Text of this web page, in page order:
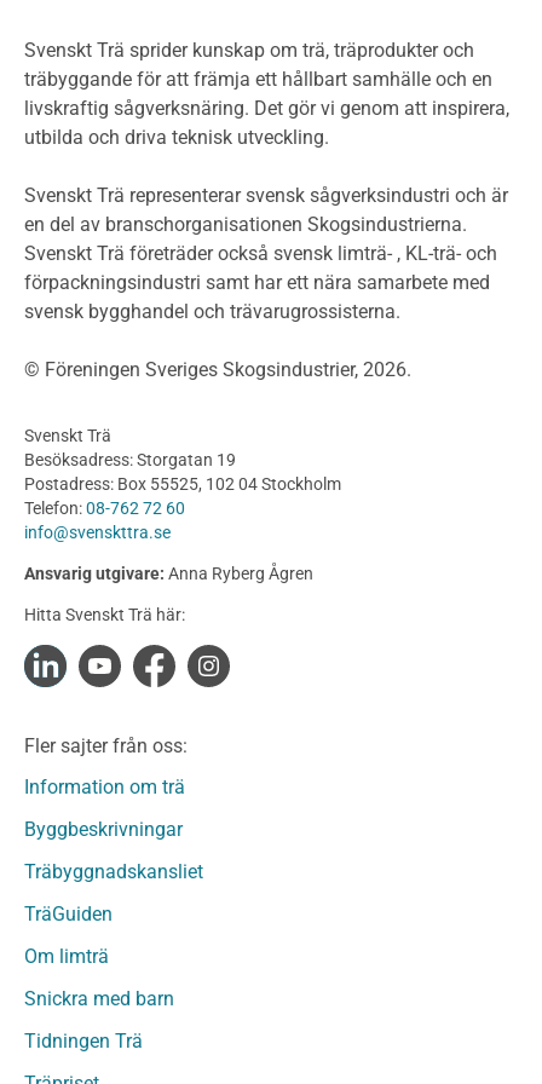
Miljödeklarationer och märkning
Termer och förkortningar
Planering
Klimatkalkylator hallar
Projektering av trähus - generellt
Byggsystem
Fasadsystem i skivmaterial
Bullerskärmar och andra utomhuskonstruktioner
Byggnation och utförande
Utförande
Produkter
Konstruktionsvirke
Konstruktionsvirke Behandlat
Konstruktionsvirke Fingerskarvat
Konstruktionsvirke Fingerskarvat Obehandlat
Limträ
Fanerträ
Fanerträ Obehandlat
Träpanel och Utvändig beklädnad Behandlat
Träpanel och utvändig beklädnad Obehandlat
Trägolv
Sågat virke
Sågat virke Behandlat
Svenskt Trä sprider kunskap om trä, träprodukter och
träbyggande för att främja ett hållbart samhälle och en
livskraftig sågverksnäring. Det gör vi genom att inspirera,
utbilda och driva teknisk utveckling.
Svenskt Trä representerar svensk sågverksindustri och är
en del av branschorganisationen Skogsindustrierna.
Svenskt Trä företräder också svensk limträ- , KL-trä- och
förpackningsindustri samt har ett nära samarbete med
svensk bygghandel och trävarugrossisterna.
© Föreningen Sveriges Skogsindustrier, 2026.
Svenskt Trä
Besöksadress: Storgatan 19
Postadress: Box 55525, 102 04 Stockholm
Telefon:08-762 72 60
info@svenskttra.se
Ansvarig utgivare: Anna Ryberg Ågren
Hitta Svenskt Trä här:
Fler sajter från oss:
Information om trä
Byggbeskrivningar
Träbyggnadskansliet
TräGuiden
Om limträ
Snickra med barn
Tidningen Trä